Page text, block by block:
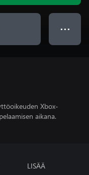
● ● ●
Xbox-
aikana.
LISÄÄ